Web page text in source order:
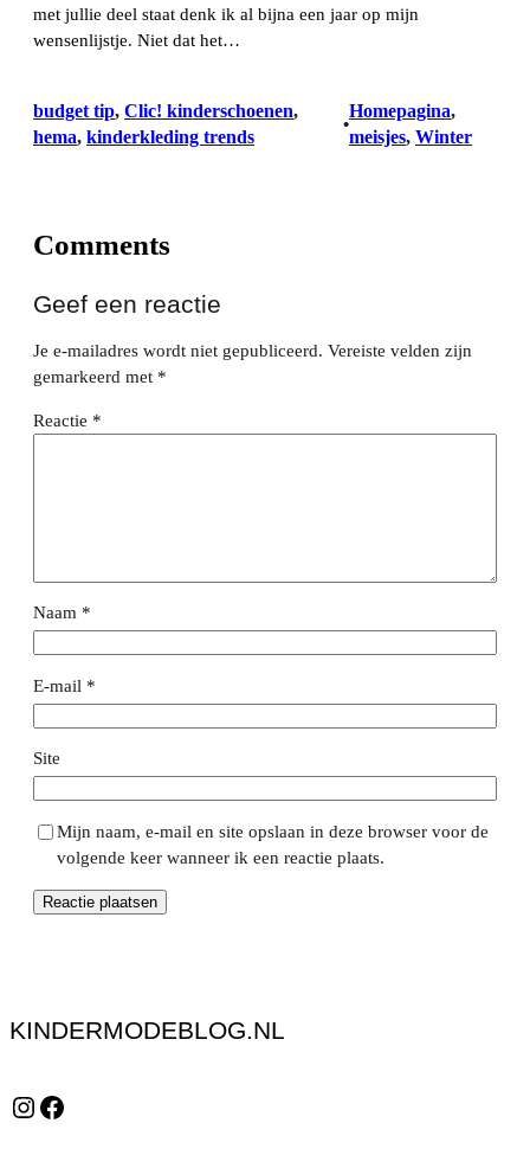
met jullie deel staat denk ik al bijna een jaar op mijn
wensenlijstje. Niet dat het…
budget tip, Clic! kinderschoenen
hema, kinderkleding trends
•
Homepagina
meisjes, Winter
Comments
Geef een reactie
Je e-mailadres wordt niet gepubliceerd. Vereiste velden zijn
gemarkeerd met *
Reactie *
Naam *
E-mail *
Site
Mijn naam, e-mail en site opslaan in deze browser voor de
volgende keer wanneer ik een reactie plaats.
KINDERMODEBLOG.NL
Instagram Facebook